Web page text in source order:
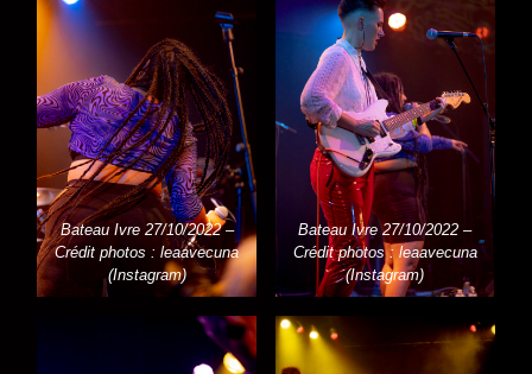
Bateau Ivre 27/10/2022 –
Crédit photos : leaavecuna
(Instagram)
Bateau Ivre 27/10/2022 –
Crédit photos : leaavecuna
(Instagram)